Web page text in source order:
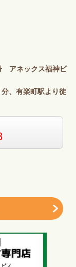
アネックス福神ビ
、有楽町駅より徒